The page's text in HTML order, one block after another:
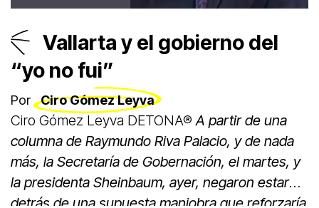
Vallarta y el gobierno del
“yo no fui”
Por Ciro Gómez Leyva
Ciro Gómez Leyva DETONA® A partir de una
columna de Raymundo Riva Palacio, y de nada
más, la Secretaría de Gobernación, el martes, y
la presidenta Sheinbaum, ayer, negaron estar
detrás de una supuesta maniobra que reforzaría